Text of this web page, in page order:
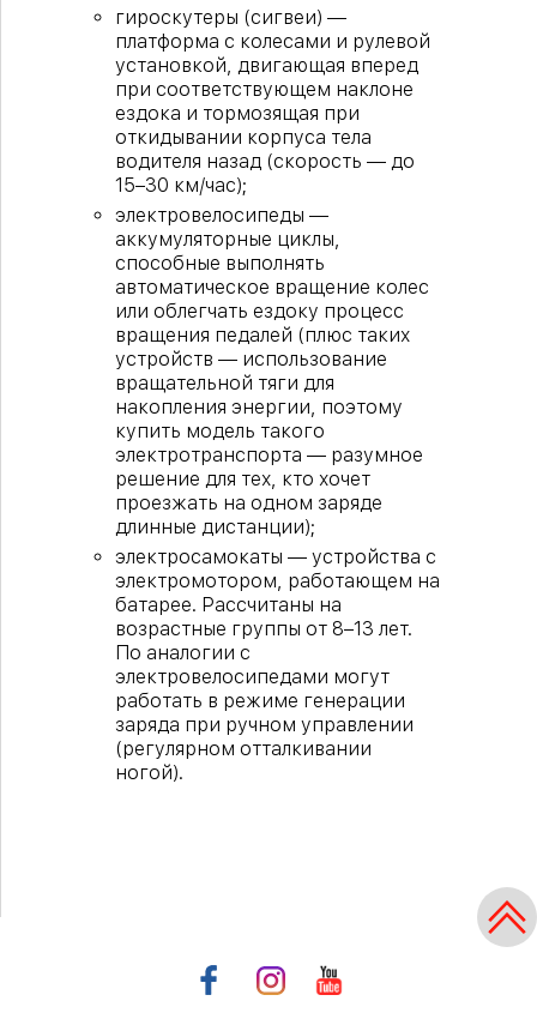
гироскутеры (сигвеи) —
платформа с колесами и рулевой
установкой, двигающая вперед
при соответствующем наклоне
ездока и тормозящая при
откидывании корпуса тела
водителя назад (скорость — до
15–30 км/час);
электровелосипеды —
аккумуляторные циклы,
способные выполнять
автоматическое вращение колес
или облегчать ездоку процесс
вращения педалей (плюс таких
устройств — использование
вращательной тяги для
накопления энергии, поэтому
купить модель такого
электротранспорта — разумное
решение для тех, кто хочет
проезжать на одном заряде
длинные дистанции);
электросамокаты — устройства с
электромотором, работающем на
батарее. Рассчитаны на
возрастные группы от 8–13 лет.
По аналогии с
электровелосипедами могут
работать в режиме генерации
заряда при ручном управлении
(регулярном отталкивании
ногой).